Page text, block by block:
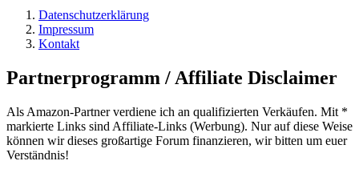
Datenschutzerklärung
Impressum
Kontakt
Partnerprogramm / Affiliate Disclaimer
Als Amazon-Partner verdiene ich an qualifizierten Verkäufen. Mit *
markierte Links sind Affiliate-Links (Werbung). Nur auf diese Weise
können wir dieses großartige Forum finanzieren, wir bitten um euer
Verständnis!